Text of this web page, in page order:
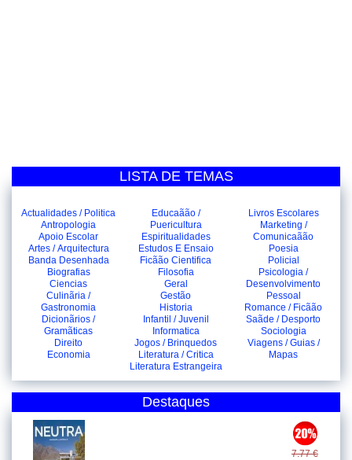
LISTA DE TEMAS
Actualidades / Politica
Antropologia
Apoio Escolar
Artes / Arquitectura
Banda Desenhada
Biografias
Ciencias
Culinãria /
Gastronomia
Dicionãrios /
Gramãticas
Direito
Economia
Educaãão /
Puericultura
Espiritualidades
Estudos E Ensaio
Ficãão Cientifica
Filosofia
Geral
Gestão
Historia
Infantil / Juvenil
Informatica
Jogos / Brinquedos
Literatura / Critica
Literatura Estrangeira
Livros Escolares
Marketing /
Comunicaãão
Poesia
Policial
Psicologia /
Desenvolvimento
Pessoal
Romance / Ficãão
Saãde / Desporto
Sociologia
Viagens / Guias /
Mapas
Destaques
7.77 €